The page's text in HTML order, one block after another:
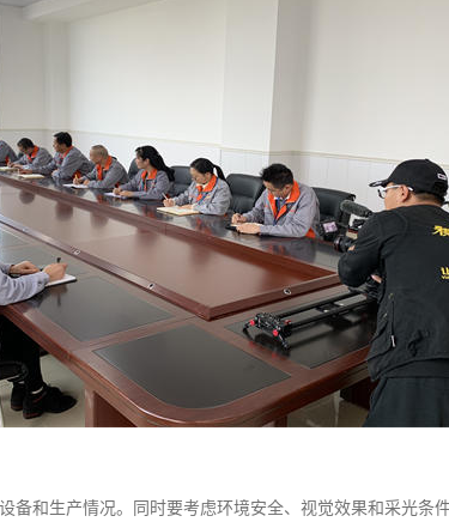
备和生产情况。同时要考虑环境安全、视觉效果和采光条